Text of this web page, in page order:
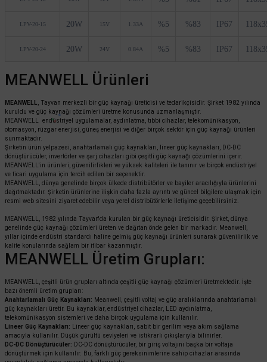
LPV-20-15 20W 15V 1.33A %5 %83 IP67
LPV-20-24 20W 24V 0.84A %5 %83 IP67
MEANWELL Ürünleri
MEANWELL
, Tayvan merkezli bir güç kaynağı üreticisi ve tedarikçisidir. Şirket 1982 yılında
kuruldu ve güç kaynağı çözümleri üretme konusunda uzmanlaşmıştır.
MEANWELL endüstriyel uygulamalar, aydınlatma, tıbbi cihazlar, telekomünikasyon,
otomasyon, rüzgar enerjisi, güneş enerjisi ve diğer birçok sektör için güç kaynağı ürünleri
sunmaktadır.
Şirketin ürün yelpazesi, anahtarlamalı güç kaynakları, lineer güç kaynakları, DC-DC
dönüştürücüler, invertörler ve şarj cihazları gibi çeşitli güç kaynağı çözümlerini içerir.
MEANWELL'in ürünleri, güvenilirlikleri ve yüksek kaliteleri ile tanınır ve birçok endüstriyel
ve ticari uygulama için tercih edilen bir seçenektir.
MEANWELL, dünya genelinde birçok ülkede distribütörler ve bayiler aracılığıyla ürünlerini
dağıtmaktadır. Şirketin ürünlerine ilişkin daha fazla ayrıntı ve güncel bilgilere ulaşmak için
resmi web sitesini ziyaret edebilir veya yerel distribütörlerle iletişime geçebilirsiniz.
MEANWELL, 1982 yılında Tayvan'da kurulan bir güç kaynağı üreticisidir. Şirket, dünya
genelinde güç kaynağı çözümleri üreten ve dağıtan önde gelen bir markadır. Meanwell,
yıllar içinde endüstri standardı haline gelmiş güç kaynağı ürünleri sunarak güvenilirlik ve
kalite konularında sağlam bir itibar kazanmıştır.
MEANWELL Üretim Grupları:
MEANWELL, çeşitli ürün grupları altında çeşitli güç kaynağı çözümleri üretmektedir. İşte
bazı önemli üretim grupları:
Anahtarlamalı Güç Kaynakları: Meanwell, çeşitli voltaj ve güç aralıklarında anahtarlamalı
güç kaynakları üretir. Bu kaynaklar, endüstriyel cihazlar, LED aydınlatma,
telekomünikasyon sistemleri ve daha birçok uygulama için kullanılır.
Lineer Güç Kaynakları: Lineer güç kaynakları, sabit bir gerilim veya akım sağlama
amacıyla kullanılır. Düşük gürültü seviyeleri ve istikrarlı çıkışlarıyla bilinirler.
DC-DC Dönüştürücüler: DC-DC dönüştürücüler, bir giriş voltajını başka bir voltaja
dönüştürmek için kullanılır. Bu, farklı güç gereksinimlerine sahip cihazlar arasında